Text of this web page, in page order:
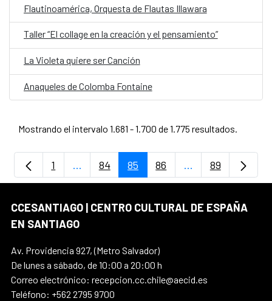
Flautinoamérica, Orquesta de Flautas Illawara
Taller “El collage en la creación y el pensamiento”
La Violeta quiere ser Canción
Anaqueles de Colomba Fontaine
Mostrando el intervalo 1.681 - 1.700 de 1.775 resultados.
Página
1 ...Páginas intermedias Use TAB para
Página
84 Página
85 Página
86 ...PáginasPágina
89
CCESANTIAGO | CENTRO CULTURAL DE ESPAÑA
EN SANTIAGO
Av. Providencia 927, (Metro Salvador)
De lunes a sábado, de 10:00 a 20:00 h
Correo electrónico: recepcion.cc.chile@aecid.es
Teléfono: +562 2795 9700